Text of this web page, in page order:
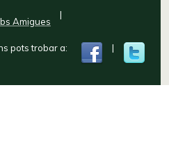
Amigues
|
pots trobar a: |